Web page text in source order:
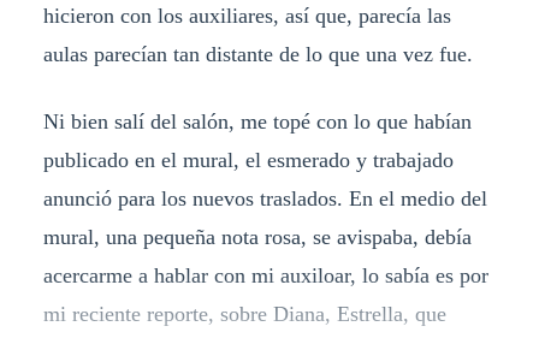
hicieron con los auxiliares, así que, parecía las
aulas parecían tan distante de lo que una vez fue.
Ni bien salí del salón, me topé con lo que habían
publicado en el mural, el esmerado y trabajado
anunció para los nuevos traslados. En el medio del
mural, una pequeña nota rosa, se avispaba, debía
acercarme a hablar con mi auxiloar, lo sabía es por
mi reciente reporte, sobre Diana, Estrella, que